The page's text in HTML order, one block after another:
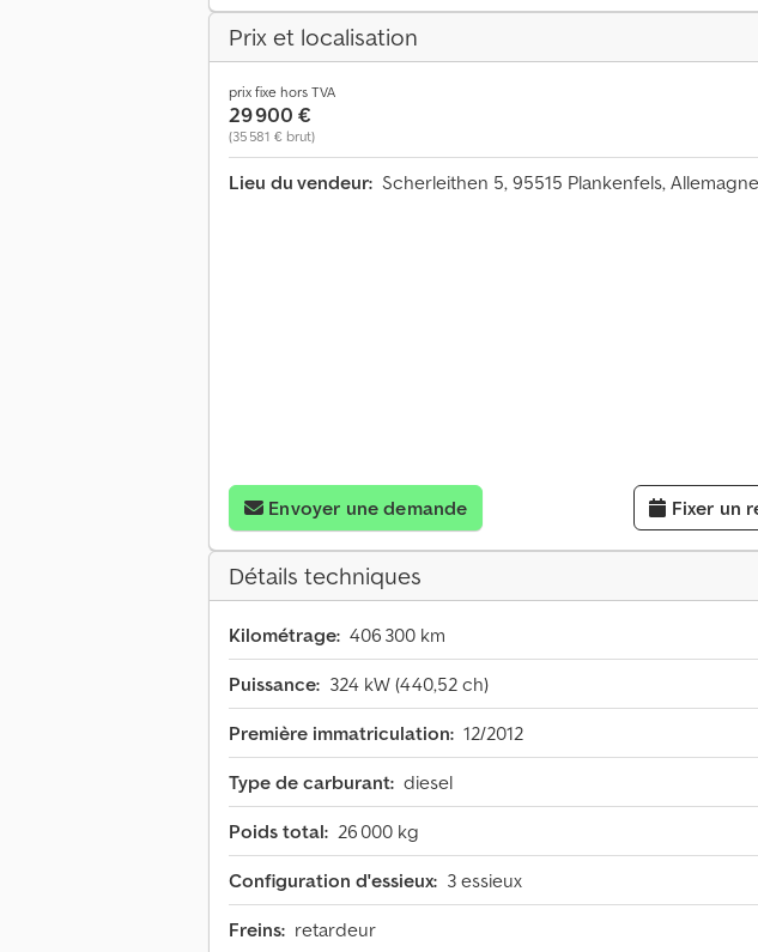
Prix et localisation
prix fixe hors TVA
29 900 €
(35 581 € brut)
Lieu du vendeur: Scherleithen 5, 95515 Plankenfels, Allemagne
Envoyer une demande Fixer un
Détails techniques
Kilométrage: 406 300 km
Puissance: 324 kW (440,52 ch)
Première immatriculation: 12/2012
Type de carburant: diesel
Poids total: 26 000 kg
Configuration d'essieux: 3 essieux
Freins: retardeur